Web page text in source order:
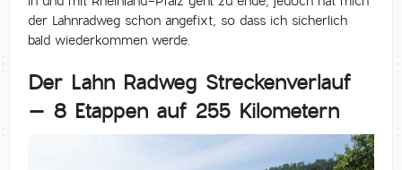
der Lahnradweg schon angefixt, so dass ich sicherlich
bald wiederkommen werde.
Der Lahn Radweg Streckenverlauf
– 8 Etappen auf 255 Kilometern